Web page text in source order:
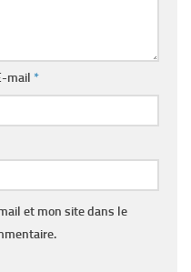
mail *
et mon site dans le